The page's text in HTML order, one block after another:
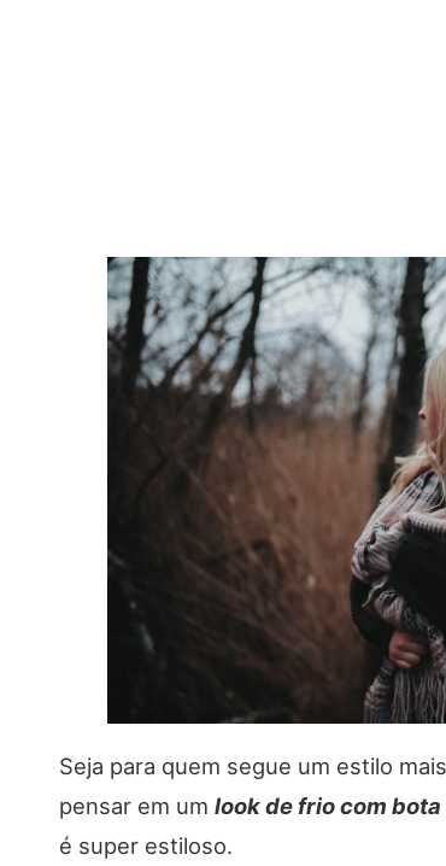
Seja para quem segue um estilo
pensar em um look de frio com
é super estiloso.